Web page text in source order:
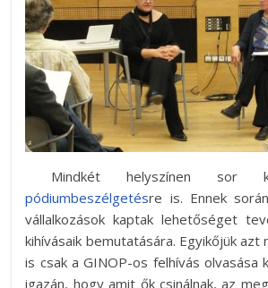
Mindkét helyszínen sor
pódiumbeszélgetésre is. Ennek
vállalkozások kaptak lehetőséget
kihívásaik bemutatására. Egyikőjük azt
is csak a GINOP-os felhívás olvasása
igazán, hogy amit ők csinálnak, az